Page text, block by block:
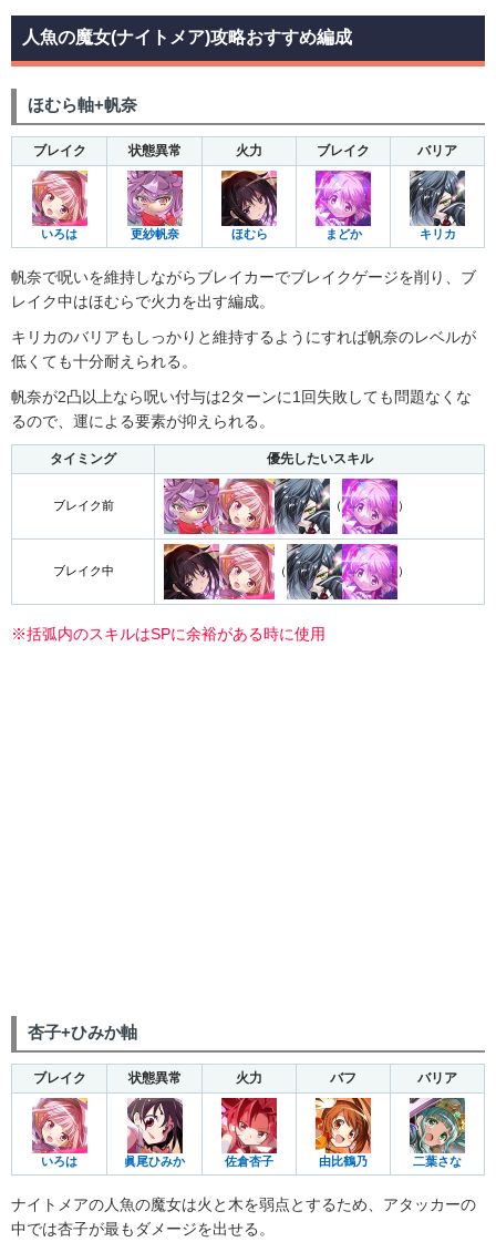
人魚の魔女(ナイトメア)攻略おすすめ編成
ほむら軸+帆奈
ブレイク 状態異常 火力 ブレイク バリア
いろは 更紗帆奈 ほむら まどか キリカ
帆奈で呪いを維持しながらブレイカーでブレイクゲージを削り、ブ
レイク中はほむらで火力を出す編成。
キリカのバリアもしっかりと維持するようにすれば帆奈のレベルが
低くても十分耐えられる。
帆奈が2凸以上なら呪い付与は2ターンに1回失敗しても問題なくな
るので、運による要素が抑えられる。
タイミング 優先したいスキル
ブレイク前 （ ）
ブレイク中 （ ）
※括弧内のスキルはSPに余裕がある時に使用
杏子+ひみか軸
ブレイク 状態異常 火力 バフ バリア
いろは 眞尾ひみか 佐倉杏子 由比鶴乃 二葉さな
ナイトメアの人魚の魔女は火と木を弱点とするため、アタッカーの
中では杏子が最もダメージを出せる。